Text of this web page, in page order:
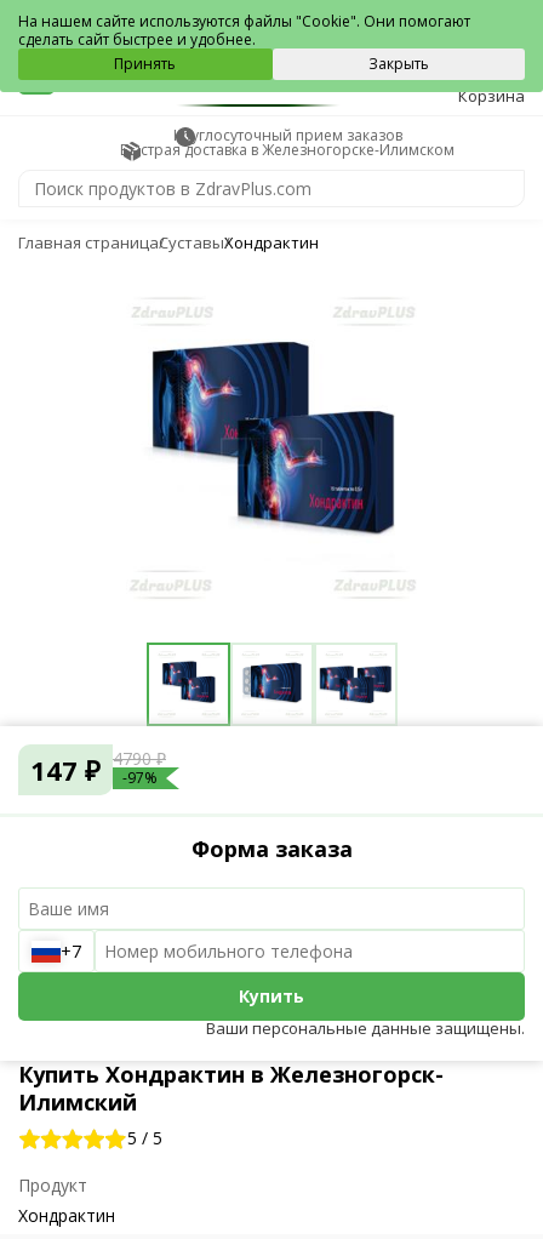
Железногорск-Илимский
0
Корзина
Круглосуточный прием заказов
Быстрая доставка в Железногорске-Илимском
Главная страницаСуставыХондрактин
Купить Хондрактин в Железногорск-
Илимский
5 / 5
Продукт
Хондрактин
147 ₽ 4790 ₽
-97%
Форма заказа
+7
Купить
Ваши персональные данные защищены.
На нашем сайте используются файлы "Cookie". Они помогают
сделать сайт быстрее и удобнее.
Принять
Закрыть